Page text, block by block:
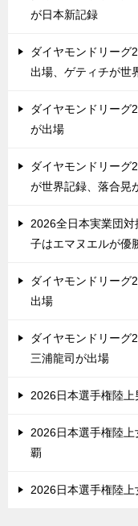
が日本新記録
ダイヤモンドリーグ
出場、ゲティチが世
ダイヤモンドリーグ
が出場
ダイヤモンドリーグ
が世界記録、落合晃
2026全日本実業団
子はエマヌエルが優
ダイヤモンドリーグ
出場
ダイヤモンドリーグ
三浦龍司が出場
2026日本選手権陸
2026日本選手権陸
覇
2026日本選手権陸